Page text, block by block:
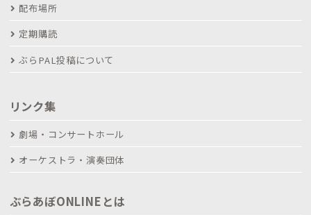
配布場所
定期購読
ぶらPAL投稿について
リンク集
劇場・コンサートホール
オーケストラ・演奏団体
ぶらあぼONLINEとは